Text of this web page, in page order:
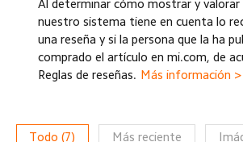
Al determinar cómo mostrar y valorar
nuestro sistema tiene en cuenta lo
una reseña y si la persona que la ha
comprado el artículo en mi.com, de
Reglas de reseñas. Más información >
Todo (7) Más reciente